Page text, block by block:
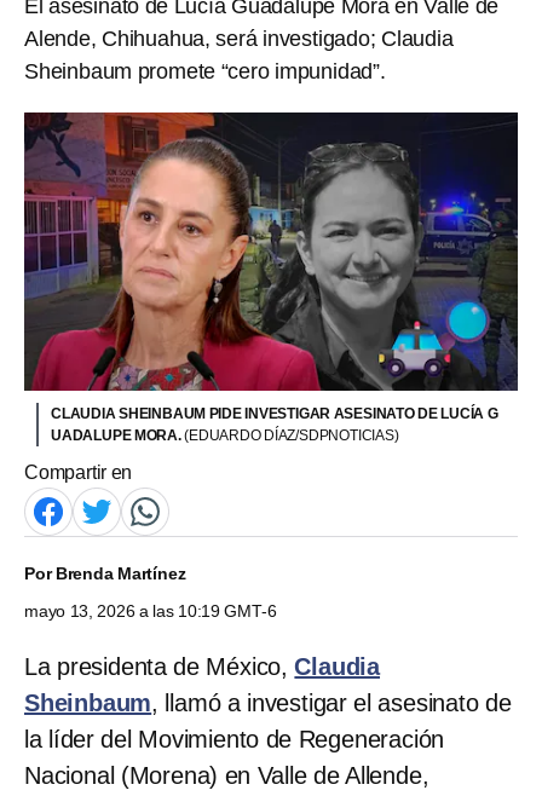
El asesinato de Lucía Guadalupe Mora en Valle de
Alende, Chihuahua, será investigado; Claudia
Sheinbaum promete “cero impunidad”.
CLAUDIA SHEINBAUM PIDE INVESTIGAR ASESINATO DE LUCÍA G
UADALUPE MORA.(EDUARDO DÍAZ/SDPNOTICIAS)
Compartir en
PorBrenda Martínez
mayo 13, 2026 a las 10:19 GMT-6
La presidenta de México,Claudia
Sheinbaum, llamó a investigar el asesinato de
la líder del Movimiento de Regeneración
Nacional (Morena) en Valle de Allende,